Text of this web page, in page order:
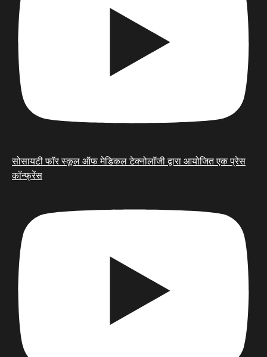
सोसायटी फॉर स्कूल ऑफ मेडिकल टेक्नोलॉजी द्वारा आयोजित एक प्रेस
कॉन्फ्रेंस